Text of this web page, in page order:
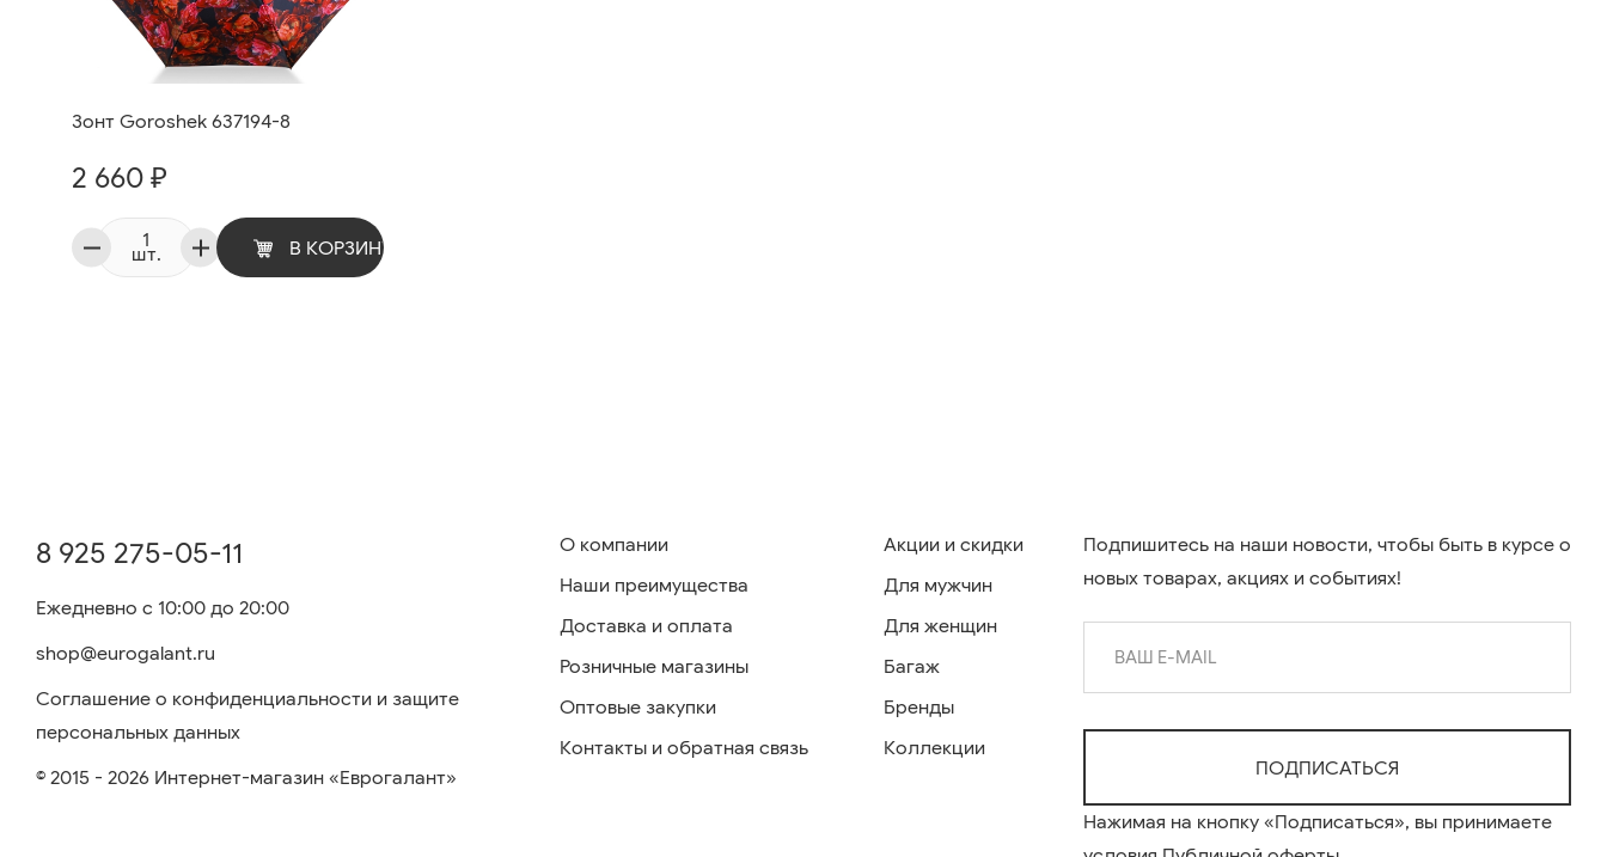
Зонт Goroshek 637194-8
2 660 ₽
шт. В КОРЗИНУ
8 925 275-05-11
Ежедневно с 10:00 до 20:00
shop@eurogalant.ru
Соглашение о конфиденциальности и защите
персональных данных
© 2015 - 2026 Интернет-магазин «Еврогалант»
О компании
Наши преимущества
Доставка и оплата
Розничные магазины
Оптовые закупки
Контакты и обратная связь
Акции и скидки
Для мужчин
Для женщин
Багаж
Бренды
Коллекции
Подпишитесь на наши новости, чтобы быть в курсе о
новых товарах, акциях и событиях!
Нажимая на кнопку «Подписаться», вы принимаете